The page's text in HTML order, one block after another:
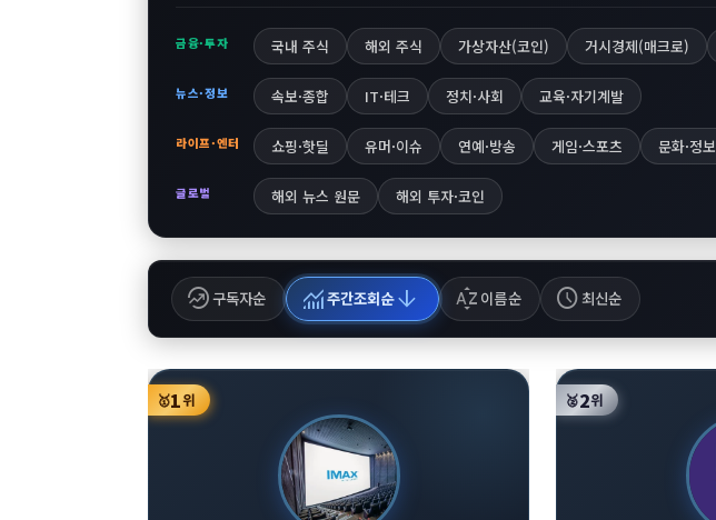
금융·투자 국내 주식 해외 주식 가상자산(코인) 거시경제(매크로)
뉴스·정보 속보·종합 IT·테크 정치·사회 교육·자기계발
라이프·엔터 쇼핑·핫딜 유머·이슈 연예·방송 게임·스포츠 문화·정보
글로벌 해외 뉴스 원문 해외 투자·코인
whatshot구독자순 monitoring주간조회순arrow_downward sort_by_alpha 이름순 schedule 최신순
🥇1위 🥈2위